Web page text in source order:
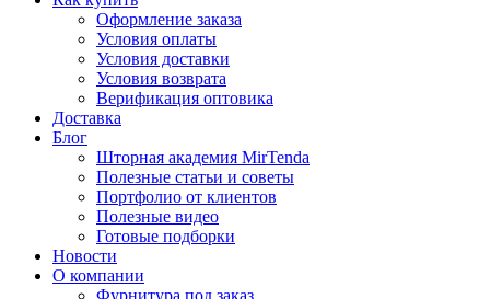
Оформление заказа
Условия оплаты
Условия доставки
Условия возврата
Верификация оптовика
Доставка
Блог
Шторная академия MirTenda
Полезные статьи и советы
Портфолио от клиентов
Полезные видео
Готовые подборки
Новости
О компании
Фурнитура под заказ